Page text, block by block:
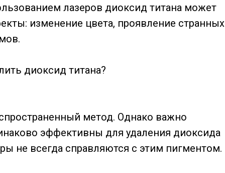
лазеров диоксид титана может
изменение цвета, проявление странных
диоксид титана?
метод. Однако важно
эффективны для удаления диоксида
не всегда справляются с этим пигментом.